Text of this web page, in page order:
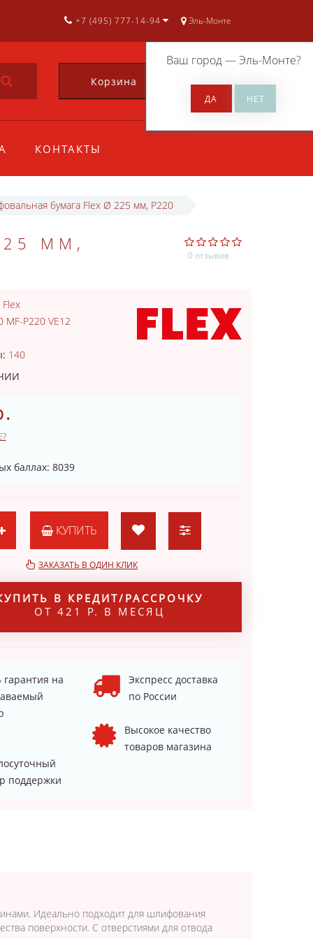
Эль-Монте
Ваш город —Эль-Монте?
+7 (495) 777-14-94
Корзина 0
КОНТАКТЫ
бумага Flex Ø 225 мм, P220
ММ,
0 отзывов
Flex
MF-P220 VE12
140
баллах: 8039
КУПИТЬ
ЗАКАЗАТЬ В ОДИН КЛИК
В КРЕДИТ/РАССРОЧКУ
ОТ 421 Р. В МЕСЯЦ
гарантия на
Экспресс доставка
по России
Высокое качество
товаров магазина
поддержки
Идеально подходит для шлифования
поверхности. С отверстиями для отвода